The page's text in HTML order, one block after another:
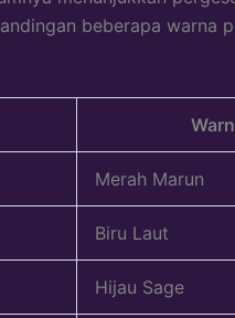
beberapa warna
Merah Marun
Biru Laut
Hijau Sage